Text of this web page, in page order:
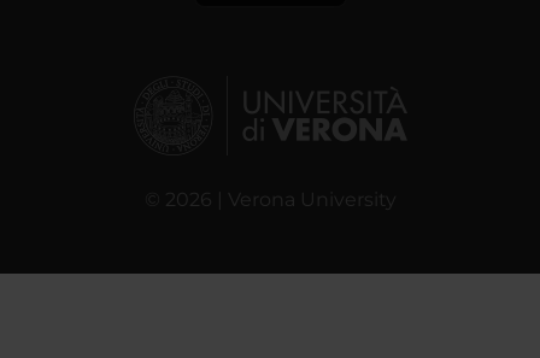
© 2026 | Verona University